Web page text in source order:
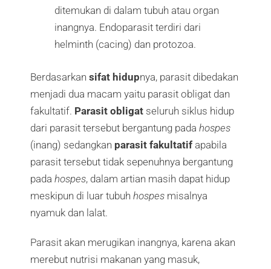
ditemukan di dalam tubuh atau organ
inangnya. Endoparasit terdiri dari
helminth (cacing) dan protozoa.
Berdasarkan sifat hidupnya, parasit dibedakan
menjadi dua macam yaitu parasit obligat dan
fakultatif. Parasit obligat seluruh siklus hidup
dari parasit tersebut bergantung pada hospes
(inang) sedangkan parasit fakultatif apabila
parasit tersebut tidak sepenuhnya bergantung
pada hospes, dalam artian masih dapat hidup
meskipun di luar tubuh hospes misalnya
nyamuk dan lalat.
Parasit akan merugikan inangnya, karena akan
merebut nutrisi makanan yang masuk,